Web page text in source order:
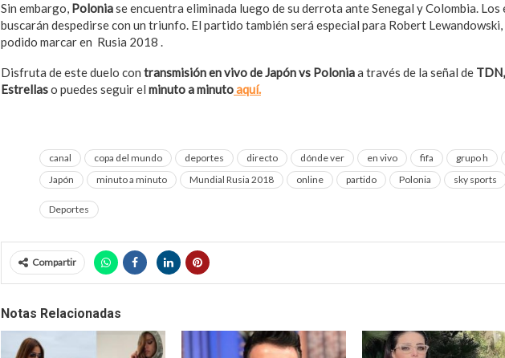
Sin embargo, Poloniase encuentra eliminada luego de su derrota ante Senegal y Colombia. Los
buscarán despedirse con un triunfo. El partido también será especial para Robert Lewandowski,
podido marcar en Rusia 2018 .
Disfruta de este duelo con transmisión en vivo de Japón vs Poloniaa través de la señal de
Estrellaso puedes seguir el minuto a minutoaquí.
canal copa del mundo deportes directo dónde ver en vivo fifa grupo h
Japón
minuto a minuto Mundial Rusia 2018 online partido Polonia sky sports
Deportes
Compartir
Notas Relacionadas